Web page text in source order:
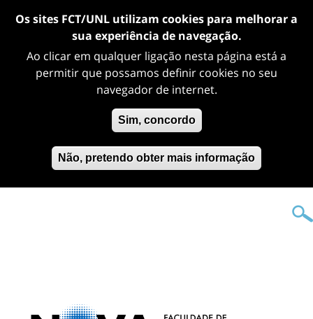
Os sites FCT/UNL utilizam cookies para melhorar a
sua experiência de navegação.
Ao clicar em qualquer ligação nesta página está a
permitir que possamos definir cookies no seu
navegador de internet.
Sim, concordo
Não, pretendo obter mais informação